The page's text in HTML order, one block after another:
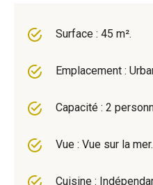
Surface : 45 m².
Emplacement :
Capacité : 2
Vue : Vue sur la mer.
Cuisine :